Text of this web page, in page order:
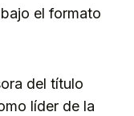
el formato
del título
líder de la